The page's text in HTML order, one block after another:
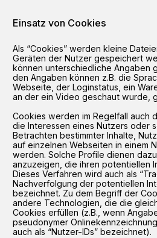
Einsatz von Cookies
Als “Cookies” werden kleine
Geräten der Nutzer gespeichert
können unterschiedliche Angaben
den Angaben können z.B. die
Webseite, der Loginstatus, ein
an der ein Video geschaut wurde,
Cookies werden im Regelfall auch
die Interessen eines Nutzers oder
Betrachten bestimmter Inhalte,
auf einzelnen Webseiten in einem
werden. Solche Profile dienen
anzuzeigen, die ihren potentiellen
Dieses Verfahren wird auch als
Nachverfolgung der potentiellen
bezeichnet. Zu dem Begriff der
andere Technologien, die die
Cookies erfüllen (z.B., wenn
pseudonymer
auch als “Nutzer-IDs” bezeichnet).